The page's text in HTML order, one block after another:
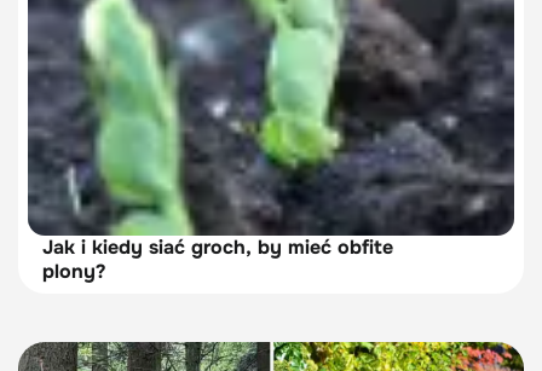
Jak i kiedy siać groch, by mieć obfite
plony?